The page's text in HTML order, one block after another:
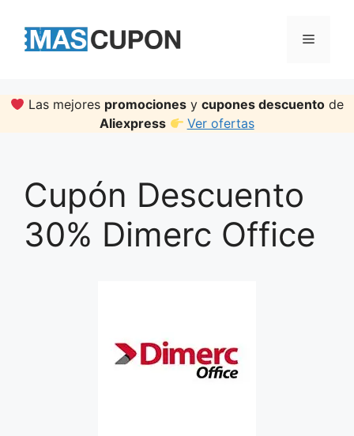
content
Menu
Las mejores promociones ycupones descuento de
Aliexpress
Ver ofertas
Cupón Descuento
30% Dimerc Office